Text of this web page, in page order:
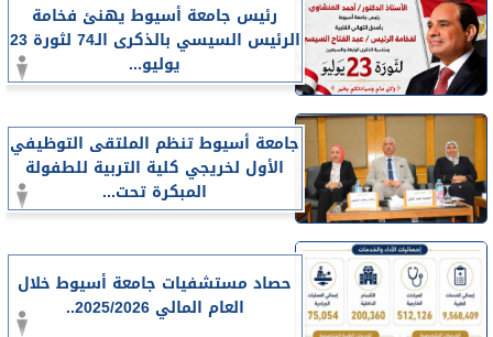
رئيس جامعة أسيوط يهنئ فخامة
الرئيس السيسي بالذكرى الـ74 لثورة 23
يوليو...
جامعة أسيوط تنظم الملتقى التوظيفي
الأول لخريجي كلية التربية للطفولة
المبكرة تحت...
حصاد مستشفيات جامعة أسيوط خلال
العام المالي 2025/2026..